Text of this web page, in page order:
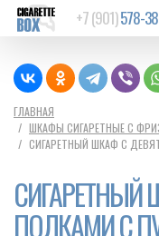
+7 (901)578-
ГЛАВНАЯ
ШКАФЫ СИГАРЕТНЫЕ С
СИГАРЕТНЫЙ ШКАФ С
ПОЛКАМИ С